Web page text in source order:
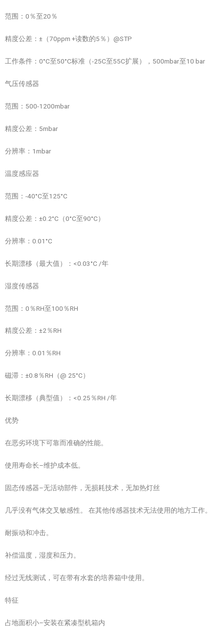
范围：0％至20％
精度公差：±（70ppm +读数的5％）@STP
工作条件：0°C至50°C标准（-25C至55C扩展），500mbar至10 bar
气压传感器
范围：500-1200mbar
精度公差：5mbar
分辨率：1mbar
温度感应器
范围：-40°C至125°C
精度公差：±0.2°C（0°C至90°C）
分辨率：0.01°C
长期漂移（最大值）：<0.03°C /年
湿度传感器
范围：0％RH至100％RH
精度公差：±2％RH
分辨率：0.01％RH
磁滞：±0.8％RH（@ 25°C）
长期漂移（典型值）：<0.25％RH /年
优势
在恶劣环境下可靠而准确的性能。
使用寿命长–维护成本低。
固态传感器–无活动部件，无损耗技术，无加热灯丝
几乎没有气体交叉敏感性。 在其他传感器技术无法使用的地方工作。
耐振动和冲击。
补偿温度，湿度和压力。
经过无线测试，可在带有水套的培养箱中使用。
特征
占地面积小–安装在紧凑型机箱内